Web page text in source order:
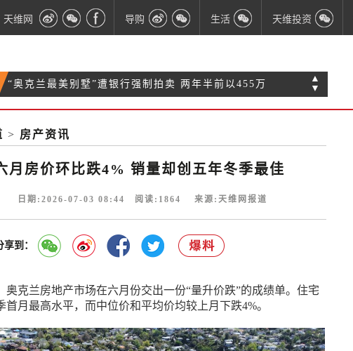
天维网 导购 生活 天维投资
“奥克兰最美别墅”遭银行强制拍卖 两年半前以455万
币购入
路黑冰
出行业
一旦收入中断，25%的新西兰人表示储蓄只能维持一
个月
▲
▼
> 房产资讯
月房价环比跌4% 销量却创五年冬季最佳
日期:2026-07-03 08:44 阅读: 1864 来源:天维网报道
享到：
奥克兰房地产市场在六月份交出一份“量升价跌”的成绩单。住宅
首月最高水平，而中位价和平均价均较上月下跌4%。